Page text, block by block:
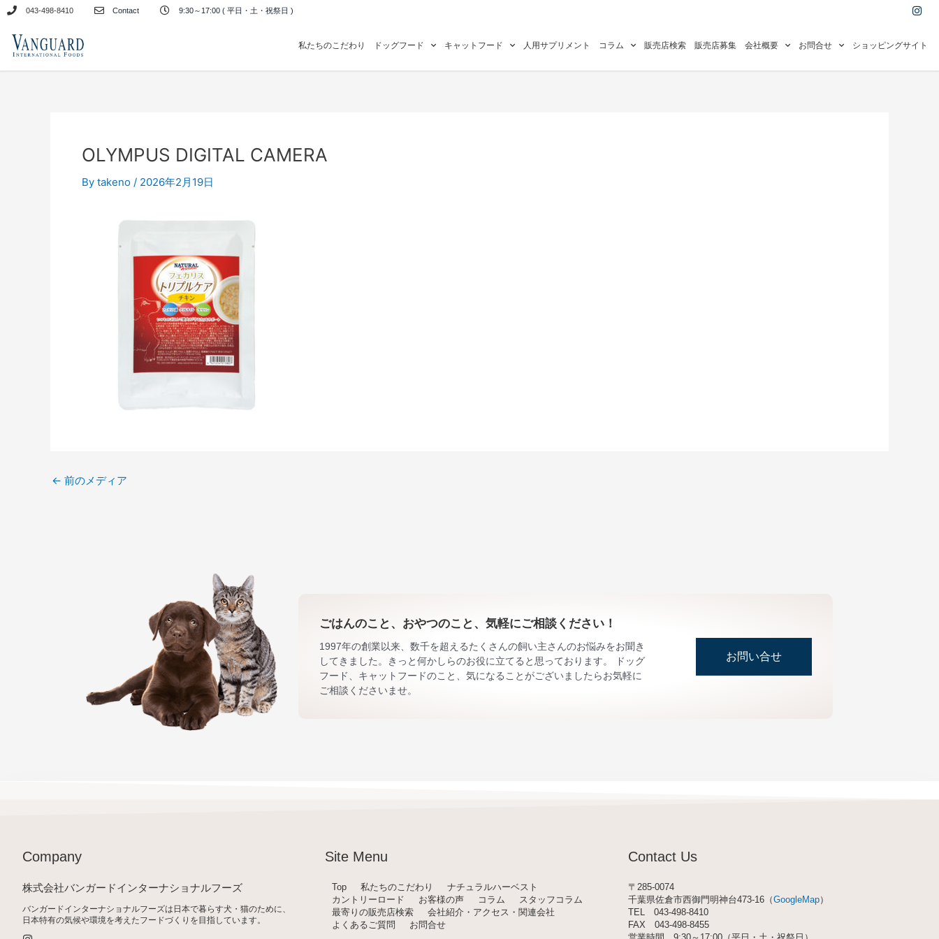
キ
043-498-8410 Contact 9:30～17:00 ( 平日・土・祝祭日 ) I
n
a
r
私たちのこだわり ドッグフード キャットフード 人用サプリメント コラム 販売店検索 販売店募集 会社概要 お問合せ ショッピングサイト
OLYMPUS DIGITAL CAMERA
By takeno / 2026年2月19日
← 前のメディア
ごはんのこと、おやつのこと、気軽にご相談ください！
1997年の創業以来、数千を超えるたくさんの飼い主さんのお悩みをお聞き
してきました。きっと何かしらのお役に立てると思っております。 ドッグ
フード、キャットフードのこと、気になることがございましたらお気軽に
ご相談くださいませ。
お問い合せ
Company
株式会社バンガードインターナショナルフーズ
バンガードインターナショナルフーズは日本で暮らす犬・猫のために、
日本特有の気候や環境を考えたフードづくりを目指しています。
Site Menu
Top 私たちのこだわり
ナチュラルハーベスト
カントリーロード
お客様の声 コラム
スタッフコラム
最寄りの販売店検索
会社紹介・アクセス・関連会社
よくあるご質問
お問合せ
Contact Us
〒285-0074
千葉県佐倉市西御門明神台473-16（GoogleMap）
TEL 043-498-8410
FAX 043-498-8455